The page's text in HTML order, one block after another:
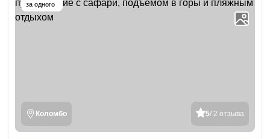
за одного
5/ 2 отзыва
Коломбо